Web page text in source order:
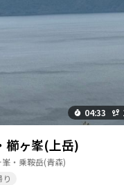
ーな山だからか登山道の
北八甲田はもちろん、雲
湾や早池峰なんかも見るこ
のおかげで入山禁止となっ
キー ですね
04:33
櫛ヶ峯(上岳)
・乗鞍岳(青森)
り